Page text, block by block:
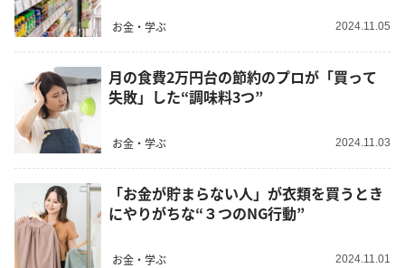
お金・学ぶ 2024.11.05
月の食費2万円台の節約のプロが「買って
失敗」した“調味料3つ”
お金・学ぶ 2024.11.03
「お金が貯まらない人」が衣類を買うとき
にやりがちな“３つのNG行動”
お金・学ぶ 2024.11.01